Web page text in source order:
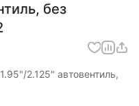
без
2.125" автовентиль,